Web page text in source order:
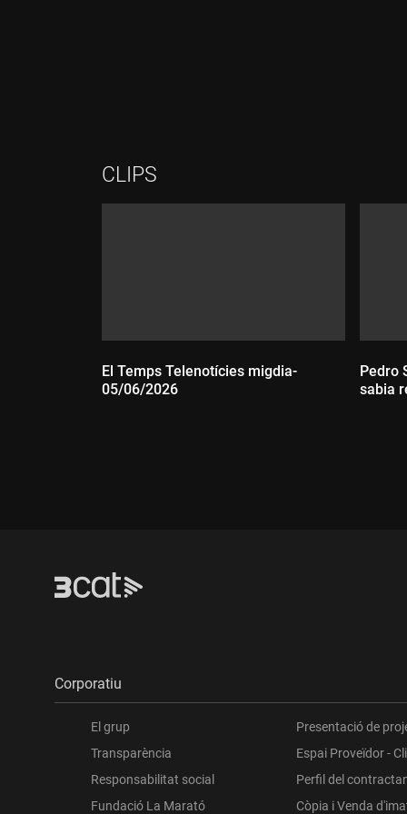
CLIPS
El Temps Telenotícies migdia-
05/06/2026
Pedro
sabia
Corporatiu
El grup
Transparència
Responsabilitat social
Fundació La Marató
Presentació de
Espai Proveïdor -
Perfil del
Còpia i Venda